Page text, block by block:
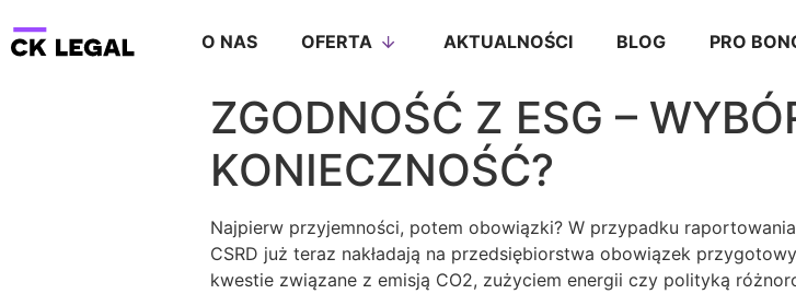
O NAS OFERTA AKTUALNOŚCI BLOG PRO
ZGODNOŚĆ Z ESG –
KONIECZNOŚĆ?
Najpierw przyjemności, potem obowiązki? W przypadku
CSRD już teraz nakładają na przedsiębiorstwa obowiązek
kwestie związane z emisją CO2, zużyciem energii czy polityką